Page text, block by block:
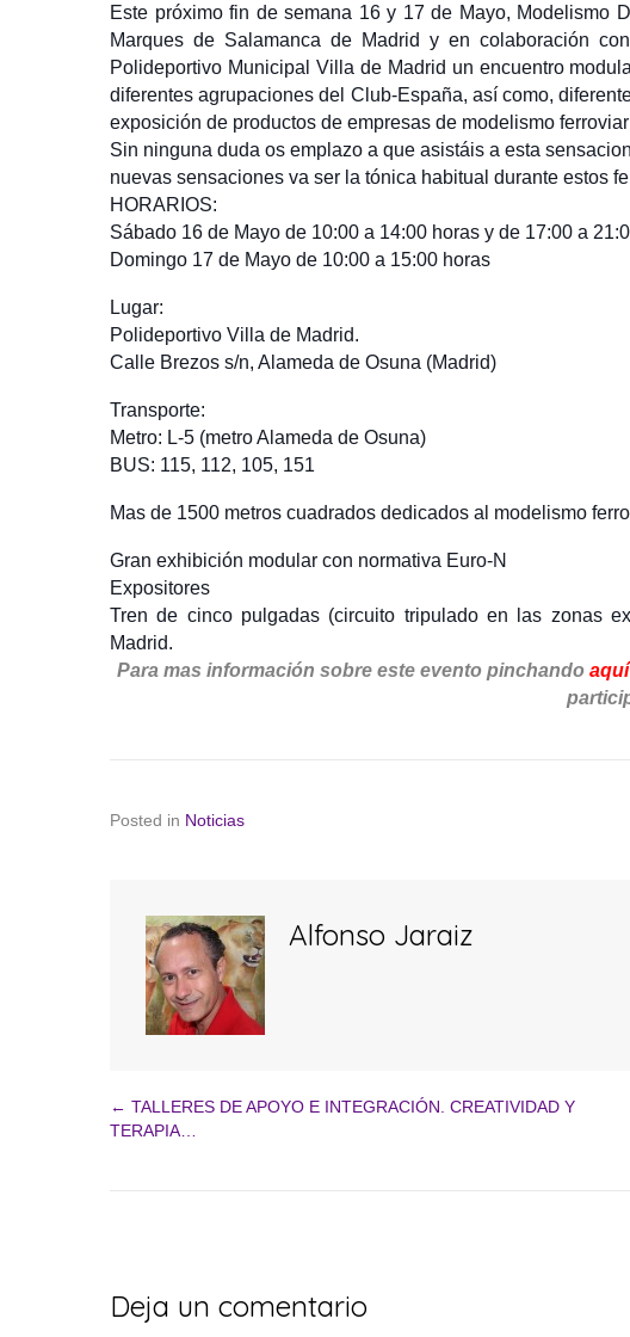
Este próximo fin de semana 16 y 17 de Mayo, Modelismo
Marques de Salamanca de Madrid y en colaboración
Polideportivo Municipal Villa de Madrid un encuentro
diferentes agrupaciones del Club-España, así como,
exposición de productos de empresas de modelismo
Sin ninguna duda os emplazo a que asistáis a esta
nuevas sensaciones va ser la tónica habitual durante estos
HORARIOS:
Sábado 16 de Mayo de 10:00 a 14:00 horas y de 17:00 a
Domingo 17 de Mayo de 10:00 a 15:00 horas
Lugar:
Polideportivo Villa de Madrid.
Calle Brezos s/n, Alameda de Osuna (Madrid)
Transporte:
Metro: L-5 (metro Alameda de Osuna)
BUS: 115, 112, 105, 151
Mas de 1500 metros cuadrados dedicados al modelismo
Gran exhibición modular con normativa Euro-N
Expositores
Tren de cinco pulgadas (circuito tripulado en las zonas
Madrid.
Para mas información sobre este evento pinchandoaquí
Posted in Noticias
Alfonso Jaraiz
Navegación
← TALLERES DE APOYO E INTEGRACIÓN. CREATIVIDAD Y
TERAPIA…
Deja un comentario